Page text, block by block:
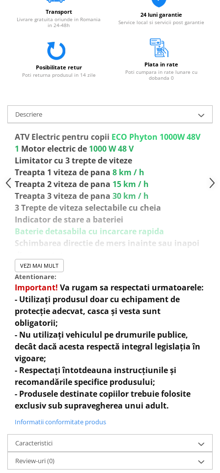
Transport
Livrare gratuita oriunde in Romania
in 24-48h
24 luni garantie
Service local si servicii post garantie
Posibilitate retur
Poti returna produsul in 14 zile
Plata in rate
Poti cumpara in rate lunare cu
dobanda 0
Descriere
ATV Electric pentru copii ECO Phyton 1000W 48V
1 Motor electric de 1000 W 48 V
Limitator cu 3 trepte de viteze
Treapta 1 viteza de pana 8 km / h
Treapta 2 viteza de pana 15 km / h
Treapta 3 viteza de pana 30 km / h
3 Trepte de viteza selectabile cu cheia
Indicator de stare a bateriei
Baterie detasabila cu incarcare rapida
Schimbarea directie de mers inainte sau inapoi
Transmisie pe lant
Carcasa protectoare lant
Dotat cu4 Baterii 12V 9Ah
Amotizoarefata /spate
Sistem de franare cu discfata /spate
Anvelope din cauciuc cu camera 6 inch
Greutate atv 47 kg
Capacitate de încărcare 65 kg
Dimensiuni în mm Lxlxh
Înălțimea scaunului v. Podea485 mm
Garda la sol150 mm
Lungime suport picior300 mm
Benficiati deGARANTIE 24 Luni
TransportGRATUIT
PosibilitateRETUR
SERVICEsi
VEZI MAI MULT
Atentionare:
Important! Va rugam sa respectati urmatoarele:
- Utilizați produsul doar cu echipament de
protecție adecvat, casca și vesta sunt
obligatorii;
- Nu utilizați vehiculul pe drumurile publice,
decât dacă acesta respectă integral legislația în
vigoare;
- Respectați întotdeauna instrucțiunile și
recomandările specifice produsului;
- Produsele destinate copiilor trebuie folosite
exclusiv sub supravegherea unui adult.
Informatii conformitate produs
Caracteristici
Review-uri(0)